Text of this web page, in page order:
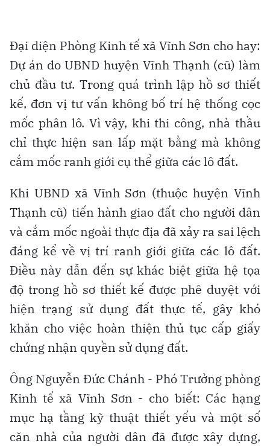
Đại diện Phòng Kinh tế xã Vĩnh Sơn cho hay:
Dự án do UBND huyện Vĩnh Thạnh (cũ) làm
chủ đầu tư. Trong quá trình lập hồ sơ thiết
kế, đơn vị tư vấn không bố trí hệ thống cọc
mốc phân lô. Vì vậy, khi thi công, nhà thầu
chỉ thực hiện san lấp mặt bằng mà không
cắm mốc ranh giới cụ thể giữa các lô đất.
Khi UBND xã Vĩnh Sơn (thuộc huyện Vĩnh
Thạnh cũ) tiến hành giao đất cho người dân
và cắm mốc ngoài thực địa đã xảy ra sai lệch
đáng kể về vị trí ranh giới giữa các lô đất.
Điều này dẫn đến sự khác biệt giữa hệ tọa
độ trong hồ sơ thiết kế được phê duyệt với
hiện trạng sử dụng đất thực tế, gây khó
khăn cho việc hoàn thiện thủ tục cấp giấy
chứng nhận quyền sử dụng đất.
Ông Nguyễn Đức Chánh - Phó Trưởng phòng
Kinh tế xã Vĩnh Sơn - cho biết: Các hạng
mục hạ tầng kỹ thuật thiết yếu và một số
căn nhà của người dân đã được xây dựng,